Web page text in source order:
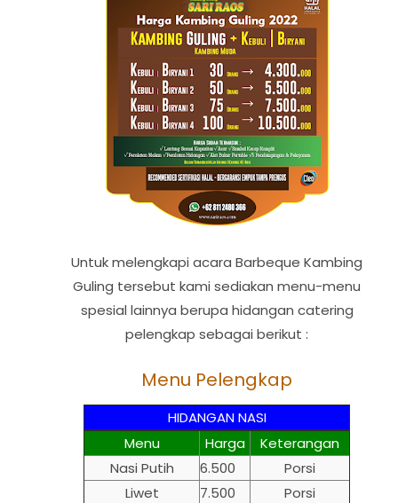
Untuk melengkapi acara Barbeque Kambing
Guling tersebut kami sediakan menu-menu
spesial lainnya berupa hidangan catering
pelengkap sebagai berikut :
Menu Pelengkap
HIDANGAN NASI
Menu
Harga
Keterangan
Nasi Putih
6.500
Porsi
Liwet
7.500
Porsi